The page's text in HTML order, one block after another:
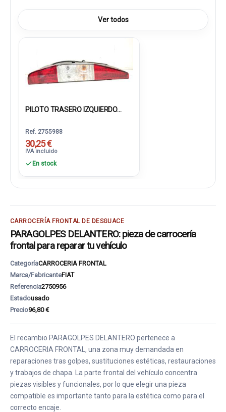
Ver todos
PILOTO TRASERO IZQUIERDO...
Ref. 2755988
30,25 €
IVA incluido
En stock
CARROCERÍA FRONTAL DE DESGUACE
PARAGOLPES DELANTERO: pieza de carrocería
frontal para reparar tu vehículo
CategoríaCARROCERIA FRONTAL
Marca/FabricanteFIAT
Referencia2750956
Estadousado
Precio96,80 €
El recambio PARAGOLPES DELANTERO pertenece a
CARROCERIA FRONTAL, una zona muy demandada en
reparaciones tras golpes, sustituciones estéticas, restauraciones
y trabajos de chapa. La parte frontal del vehículo concentra
piezas visibles y funcionales, por lo que elegir una pieza
compatible es importante tanto para la estética como para el
correcto encaje.